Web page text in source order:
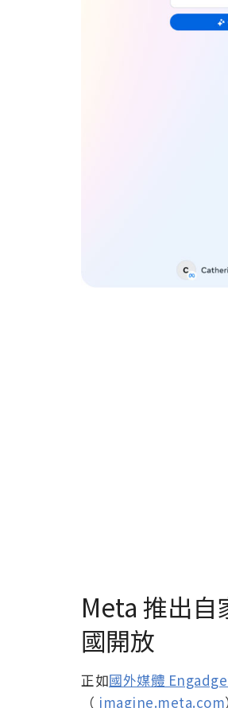
Meta 推出
國開放
正如國外媒體
（ imagine.meta.com